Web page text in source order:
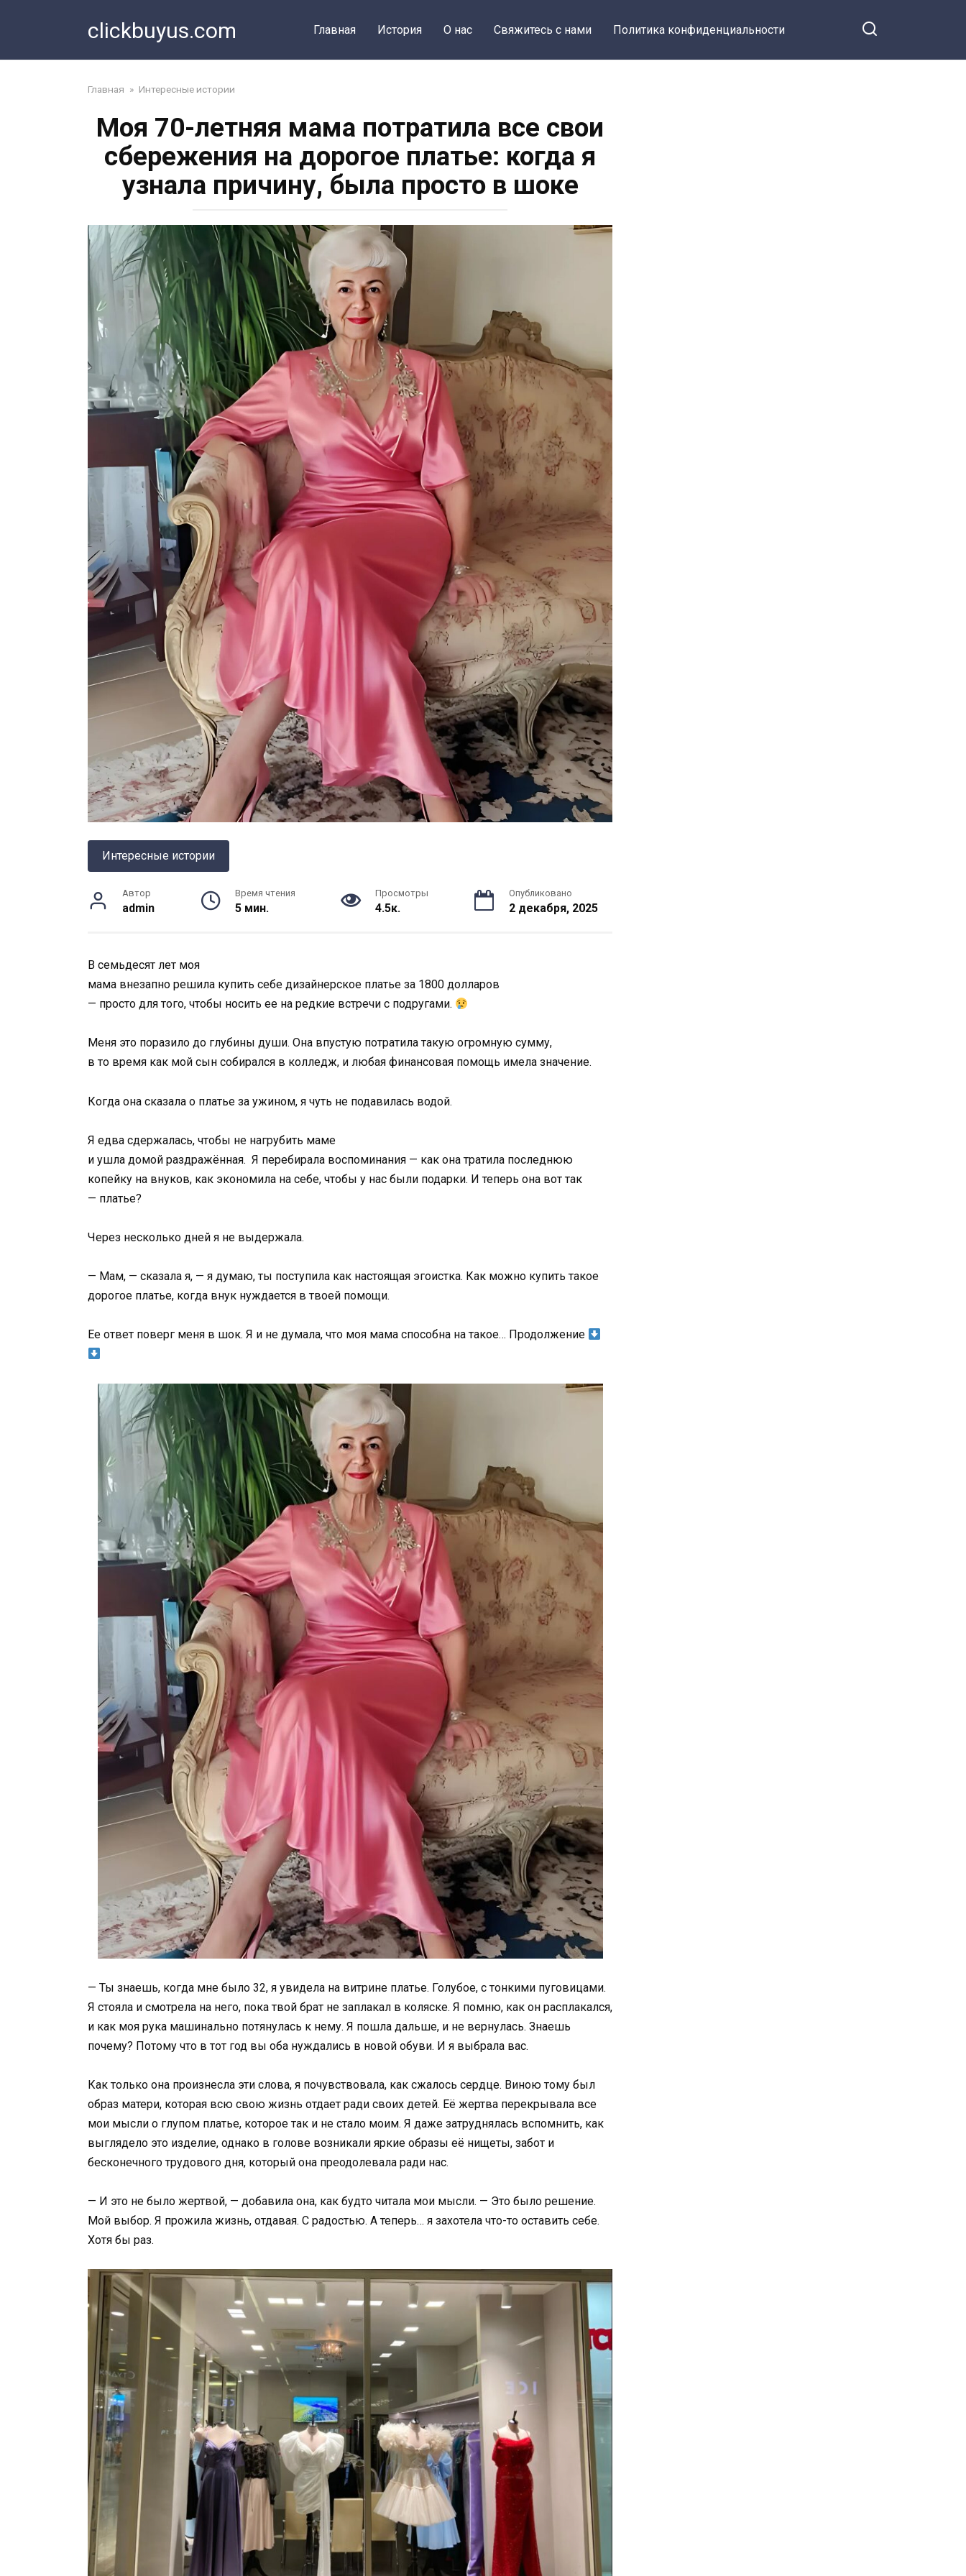
clickbuyus.com Главная История О нас Свяжитесь с нами Политика конфиденциальности
Главная » Интересные истории
Моя 70-летняя мама потратила все свои
сбережения на дорогое платье: когда я
узнала причину, была просто в шоке
Интересные истории
Автор
admin
Время чтения
5 мин.
Просмотры
4.5к.
Опубликовано
2 декабря, 2025
В семьдесят лет моя
мама внезапно решила купить себе дизайнерское платье за 1800 долларов
— просто для того, чтобы носить ее на редкие встречи с подругами.
Меня это поразило до глубины души. Она впустую потратила такую огромную сумму,
в то время как мой сын собирался в колледж, и любая финансовая помощь имела значение.
Когда она сказала о платье за ужином, я чуть не подавилась водой.
Я едва сдержалась, чтобы не нагрубить маме
и ушла домой раздражённая. Я перебирала воспоминания — как она тратила последнюю
копейку на внуков, как экономила на себе, чтобы у нас были подарки. И теперь она вот так
— платье?
Через несколько дней я не выдержала.
— Мам, — сказала я, — я думаю, ты поступила как настоящая эгоистка. Как можно купить такое
дорогое платье, когда внук нуждается в твоей помощи.
Ее ответ поверг меня в шок. Я и не думала, что моя мама способна на такое… Продолжение
— Ты знаешь, когда мне было 32, я увидела на витрине платье. Голубое, с тонкими пуговицами.
Я стояла и смотрела на него, пока твой брат не заплакал в коляске. Я помню, как он расплакался,
и как моя рука машинально потянулась к нему. Я пошла дальше, и не вернулась. Знаешь
почему? Потому что в тот год вы оба нуждались в новой обуви. И я выбрала вас.
Как только она произнесла эти слова, я почувствовала, как сжалось сердце. Виною тому был
образ матери, которая всю свою жизнь отдает ради своих детей. Её жертва перекрывала все
мои мысли о глупом платье, которое так и не стало моим. Я даже затруднялась вспомнить, как
выглядело это изделие, однако в голове возникали яркие образы её нищеты, забот и
бесконечного трудового дня, который она преодолевала ради нас.
— И это не было жертвой, — добавила она, как будто читала мои мысли. — Это было решение.
Мой выбор. Я прожила жизнь, отдавая. С радостью. А теперь… я захотела что-то оставить себе.
Хотя бы раз.